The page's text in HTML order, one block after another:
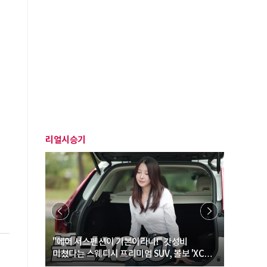
리얼시승기
"에어 서스펜션이 기본이라니!" 갓성비
미쳤다는 스웨디시 프리미엄 SUV, 볼보 'XC60